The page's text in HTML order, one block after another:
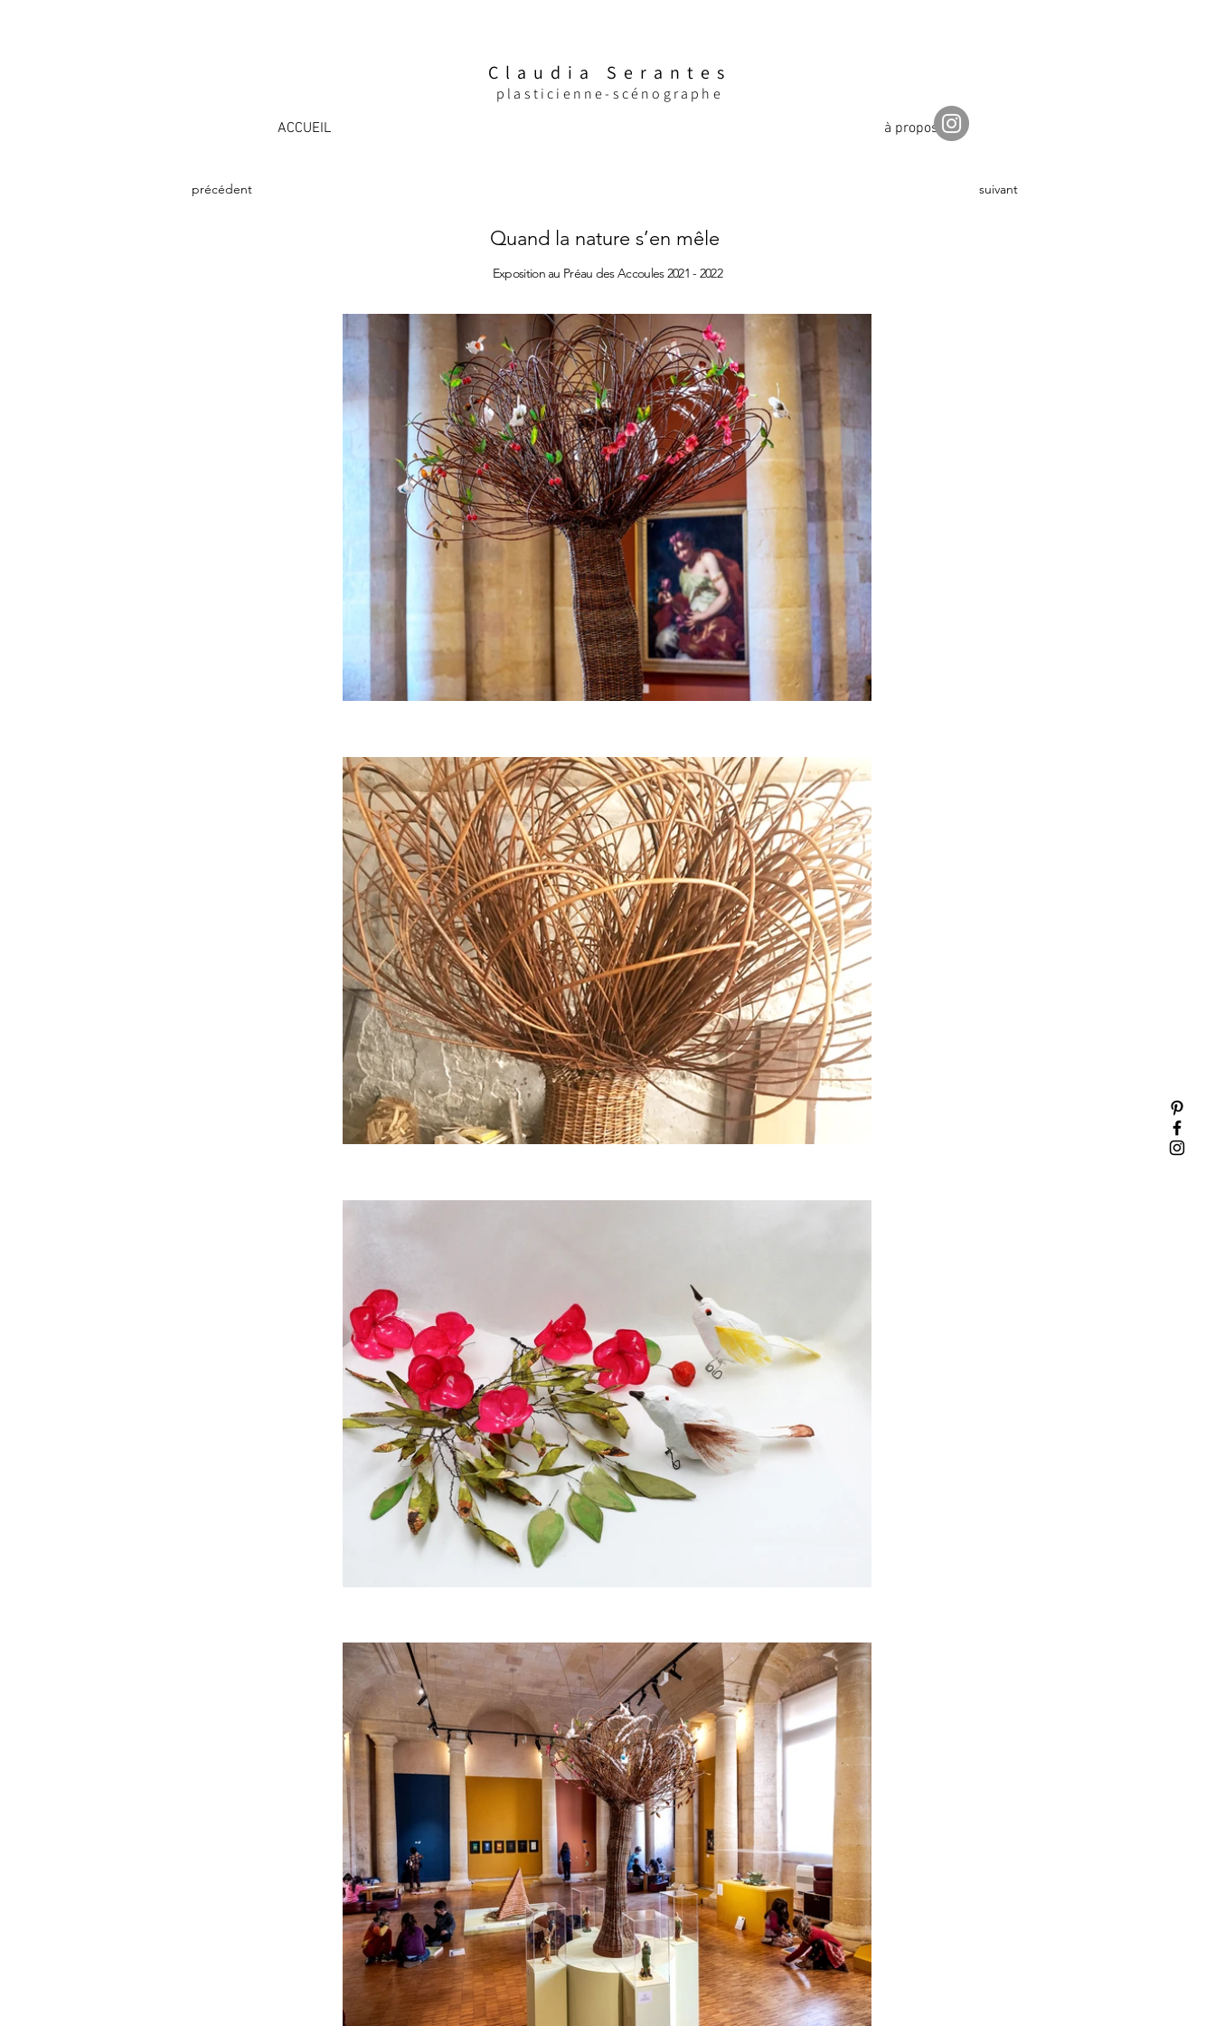
Claudia Serantes
plasticienne-scénographe
ACCUEIL à propos
précédent suivant
Quand la nature s’en mêle
Exposition au Préau des Accoules 2021 - 2022